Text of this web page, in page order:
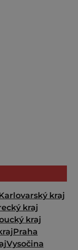
kraj
kraj
kraj
Praha
Vysočina